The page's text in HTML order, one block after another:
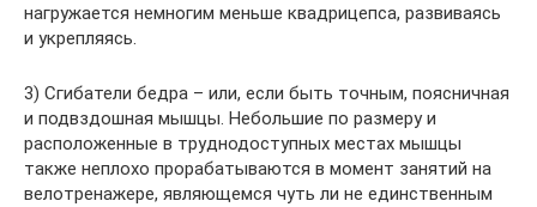
нагружается немногим меньше квадрицепса, развиваясь
и укрепляясь.
3) Сгибатели бедра – или, если быть точным, поясничная
и подвздошная мышцы. Небольшие по размеру и
расположенные в труднодоступных местах мышцы
также неплохо прорабатываются в момент занятий на
велотренажере, являющемся чуть ли не единственным